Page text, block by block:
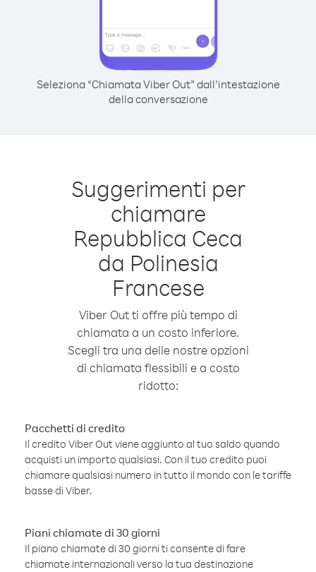
Seleziona “Chiamata Viber Out” dall’intestazione
della conversazione
Suggerimenti per
chiamare
Repubblica Ceca
da Polinesia
Francese
Viber Out ti offre più tempo di
chiamata a un costo inferiore.
Scegli tra una delle nostre opzioni
di chiamata flessibili e a costo
ridotto:
Pacchetti di credito
Il credito Viber Out viene aggiunto al tuo saldo quando
acquisti un importo qualsiasi. Con il tuo credito puoi
chiamare qualsiasi numero in tutto il mondo con le tariffe
basse di Viber.
Piani chiamate di 30 giorni
Il piano chiamate di 30 giorni ti consente di fare
chiamate internazionali verso la tua destinazione